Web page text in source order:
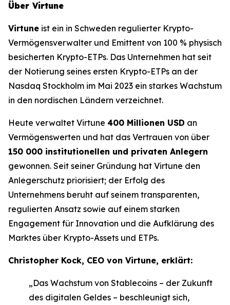
Über Virtune
Virtune ist ein in Schweden regulierter Krypto-
Vermögensverwalter und Emittent von 100 % physisch
besicherten Krypto-ETPs. Das Unternehmen hat seit
der Notierung seines ersten Krypto-ETPs an der
Nasdaq Stockholm im Mai 2023 ein starkes Wachstum
in den nordischen Ländern verzeichnet.
Heute verwaltet Virtune 400 Millionen USD an
Vermögenswerten und hat das Vertrauen von über
150 000 institutionellen und privaten Anlegern
gewonnen. Seit seiner Gründung hat Virtune den
Anlegerschutz priorisiert; der Erfolg des
Unternehmens beruht auf seinem transparenten,
regulierten Ansatz sowie auf einem starken
Engagement für Innovation und die Aufklärung des
Marktes über Krypto-Assets und ETPs.
Christopher Kock, CEO von Virtune, erklärt:
„Das Wachstum von Stablecoins – der Zukunft
des digitalen Geldes – beschleunigt sich,